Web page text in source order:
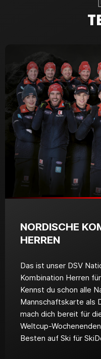
NORDISCHE
HERREN
Das ist unser DSV
Kombination Herren
Kennst du schon alle
Mannschaftskarte als
mach dich bereit für
Weltcup-
Besten auf Ski für